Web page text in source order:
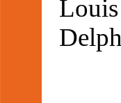
Louis